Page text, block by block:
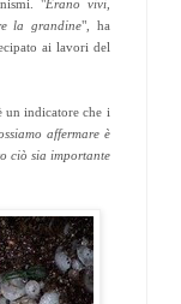
"Erano vivi,
la grandine", ha
ai lavori del
un indicatore che i
affermare è
ciò sia importante